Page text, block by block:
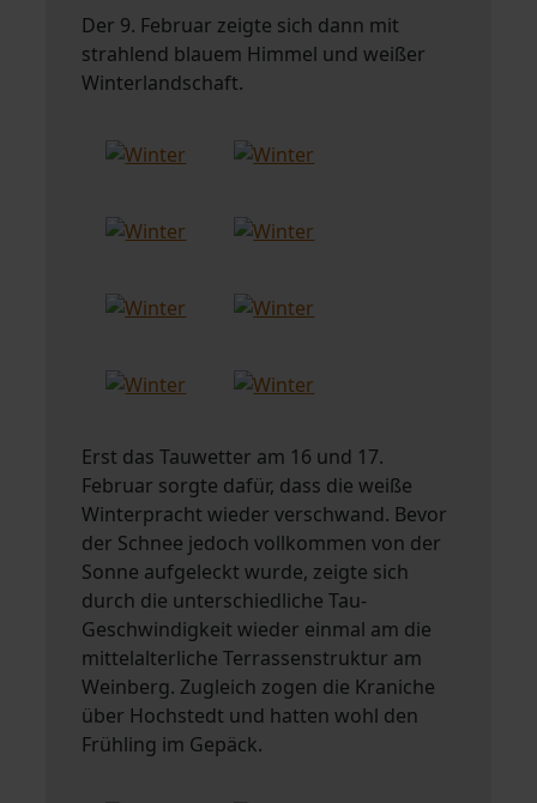
Der 9. Februar zeigte sich dann mit
strahlend blauem Himmel und weißer
Winterlandschaft.
Erst das Tauwetter am 16 und 17.
Februar sorgte dafür, dass die weiße
Winterpracht wieder verschwand. Bevor
der Schnee jedoch vollkommen von der
Sonne aufgeleckt wurde, zeigte sich
durch die unterschiedliche Tau-
Geschwindigkeit wieder einmal am die
mittelalterliche Terrassenstruktur am
Weinberg. Zugleich zogen die Kraniche
über Hochstedt und hatten wohl den
Frühling im Gepäck.